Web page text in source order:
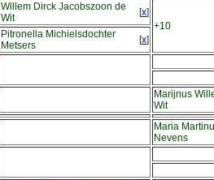
Willem Dirck Jacobszoon de
Wit
[x]
+10
Pitronella Michielsdochter
Metsers
[x]
Marijnus
Wit
Maria
Nevens